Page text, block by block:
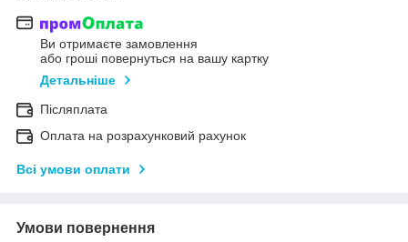
Ви отримаєте замовлення
або гроші повернуться на вашу картку
Детальніше
Післяплата
Оплата на розрахунковий рахунок
Всі умови оплати
Умови повернення